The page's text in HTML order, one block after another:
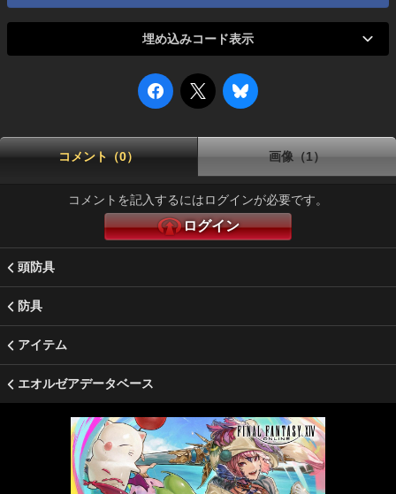
埋め込みコード表示
コメント（0） 画像（1）
コメントを記入するにはログインが必要です。
ログイン
頭防具
防具
アイテム
エオルゼアデータベース